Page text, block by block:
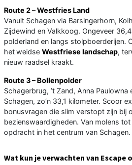
Route 2 – Westfries Land
Vanuit Schagen via Barsingerhorn,
Zijdewind en Valkkoog. Ongeveer
polderland en langs stolpboerderijen.
hetweidse Westfriese landschap,
nieuw raadsel kraakt.
Route 3 – Bollenpolder
Schagerbrug, ’t Zand, Anna
Schagen, zo’n 33,1 kilometer. Scoor
bonusvragen die slim verstopt zijn bij
bezienswaardigheden. Van molens
opdracht in het centrum van Schagen.
Wat kun je verwachten van Escape